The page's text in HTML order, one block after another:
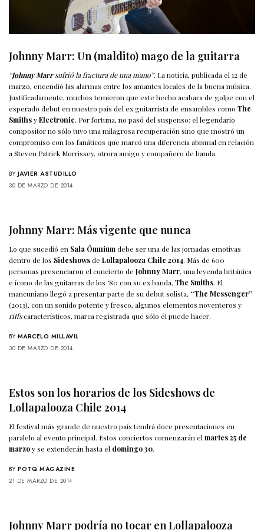
Johnny Marr: Un (maldito) mago de la guitarra
“Johnny Marrsufrió la fractura de una mano”. La noticia, publicada el 12 de
marzo, encendió las alarmas entre los amantes locales de la buena música.
Justificadamente, muchos temieron que este hecho acabara de golpe con el
esperado debut en nuestro país del ex guitarrista de ensambles comoThe
SmithsyElectronic. Por fortuna, no pasó del suspenso: el legendario
compositor no sólo tuvo una milagrosa recuperación sino que mostró un
compromiso con los fanáticos que marcó una diferencia abismal en relación
a Steven Patrick Morrissey, otrora amigo y compañero de banda.
BY JAVIER ASTUDILLO
30 DE MARZO DE 2014
Johnny Marr: Más vigente que nunca
Lo que sucedió en Sala Ómniumdebe ser una de las jornadas emotivas
dentro de los SideshowsdeLollapalooza Chile 2014. Más de 600
personas presenciaron el concierto deJohnny Marr, una leyenda británica
e ícono de las guitarras de los ‘80 con su ex banda,The Smiths. El
mancuniano llegó a presentar parte de su debut solista, “The Messenger”
(2013), con un sonido potente y fresco, algunos elementos noventeros y
riffscaracterísticos, marca registrada que sólo él puede hacer.
BY MARCELO MILLAVIL
30 DE MARZO DE 2014
Estos son los horarios de los Sideshows de
Lollapalooza Chile 2014
El festival más grande de nuestro país tendrá doce presentaciones en
paralelo al evento principal. Estos conciertos comenzarán elmartes 25 de
marzoy se extenderán hasta el domingo 30.
BY POTQ MAGAZINE
21 DE MARZO DE 2014
Johnny Marr podría no tocar en Lollapalooza